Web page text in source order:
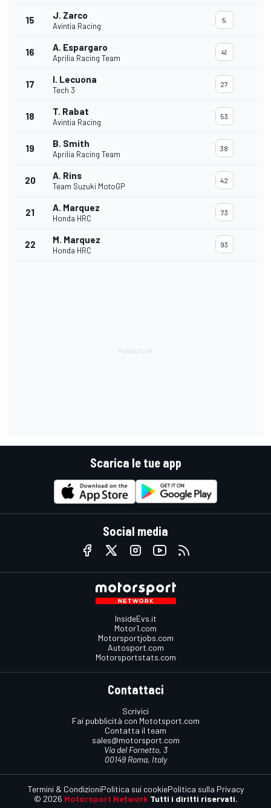
15 J. Zarco
Avintia Racing
5
16 A. Espargaro
Aprilia Racing Team
41
17 I. Lecuona
Tech 3
27
18 T. Rabat
Avintia Racing
53
19 B. Smith
Aprilia Racing Team
38
20 A. Rins
Team Suzuki MotoGP
42
21 A. Marquez
Honda HRC
73
22 M. Marquez
Honda HRC
93
Scarica le tue app
Social media
InsideEvs.it
Motor1.com
Motorsportjobs.com
Autosport.com
Motorsportstats.com
Contattaci
Scrivici
Fai pubblicità con Mototsport.com
Contatta il team
sales@motorsport.com
Via del Fornetto, 3
00149 Roma, Italy
© 2026 Motorsport Network Tutti i diritti riservati.
Termini & CondizioniPolitica sui cookiePolitica sulla Privacy